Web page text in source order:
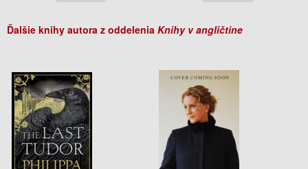
Ďalšie knihy autora z oddelenia Knihy v angličtine